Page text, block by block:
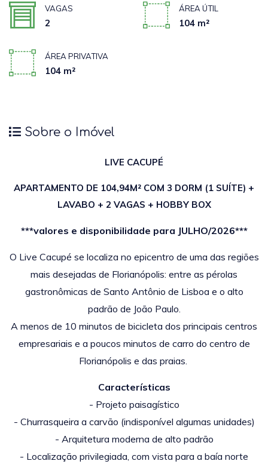
VAGAS
2
ÁREA ÚTIL
104 m²
ÁREA PRIVATIVA
104 m²
Sobre o Imóvel
LIVE CACUPÉ
APARTAMENTO DE 104,94M² COM 3 DORM (1 SUÍTE) +
LAVABO + 2 VAGAS + HOBBY BOX
***valores e disponibilidade para JULHO/2026***
O Live Cacupé se localiza no epicentro de uma das regiões
mais desejadas de Florianópolis: entre as pérolas
gastronômicas de Santo Antônio de Lisboa e o alto
padrão de João Paulo.
A menos de 10 minutos de bicicleta dos principais centros
empresariais e a poucos minutos de carro do centro de
Florianópolis e das praias.
Características
- Projeto paisagístico
- Churrasqueira a carvão (indisponível algumas unidades)
- Arquitetura moderna de alto padrão
- Localização privilegiada, com vista para a baía norte